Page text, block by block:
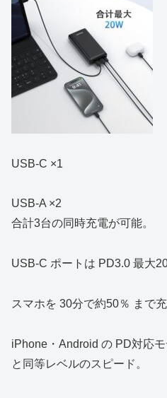
USB‑C ×1
USB‑A ×2
合計3台の同時充電が可能。
USB‑C ポートは PD3.0 最大
スマホを 30分で約50％ まで
iPhone・Android の PD対応
と同等レベルのスピード。